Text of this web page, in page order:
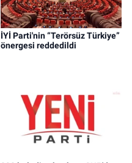
İYİ Parti'nin “Terörsüz Türkiye”
önergesi reddedildi